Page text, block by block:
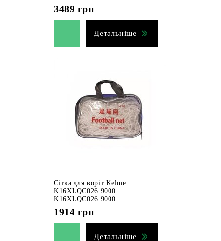
3489 грн
Детальніше
Сітка для воріт Kelme
K16XLQC026.9000
K16XLQC026.9000
1914 грн
Детальніше